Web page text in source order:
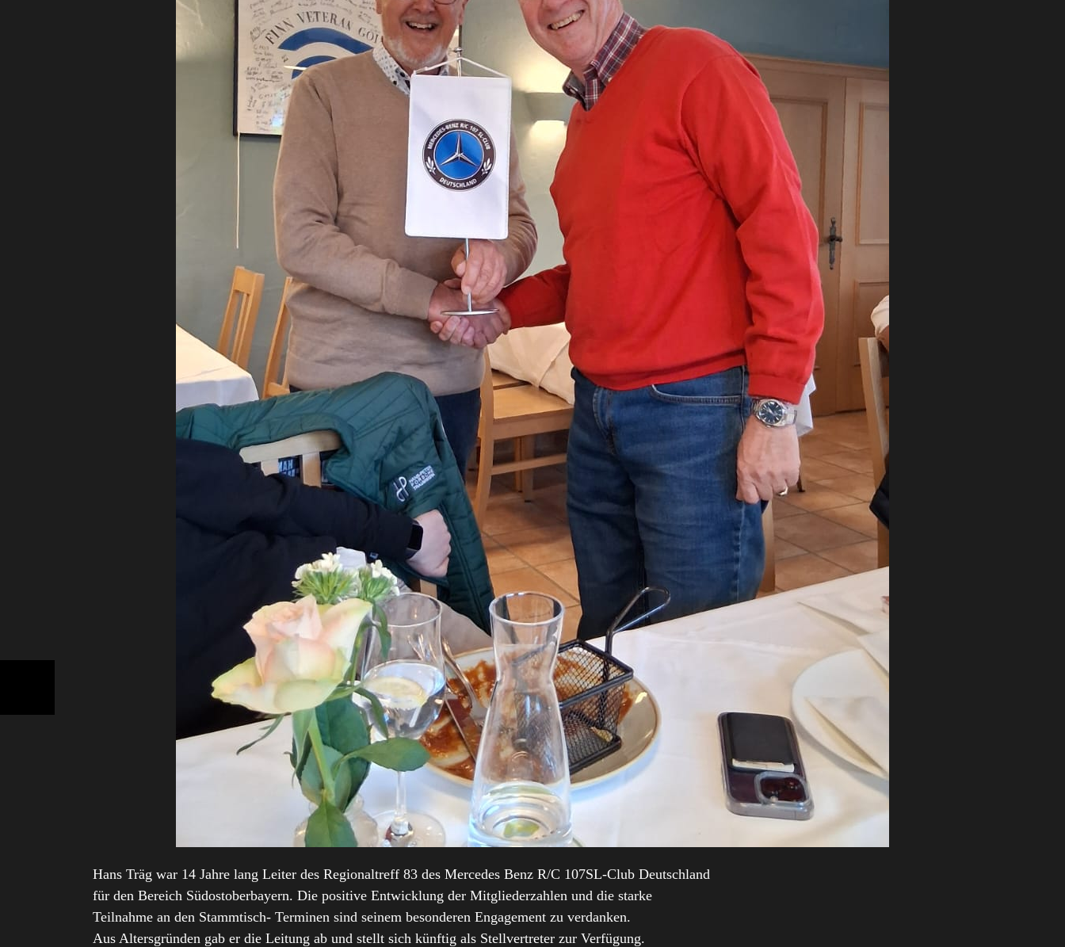
Hans Träg war 14 Jahre lang Leiter des Regionaltreff 83 des Mercedes Benz R/C 107SL-Club Deutschland
für den Bereich Südostoberbayern. Die positive Entwicklung der Mitgliederzahlen und die starke
Teilnahme an den Stammtisch- Terminen sind seinem besonderen Engagement zu verdanken.
Aus Altersgründen gab er die Leitung ab und stellt sich künftig als Stellvertreter zur Verfügung.